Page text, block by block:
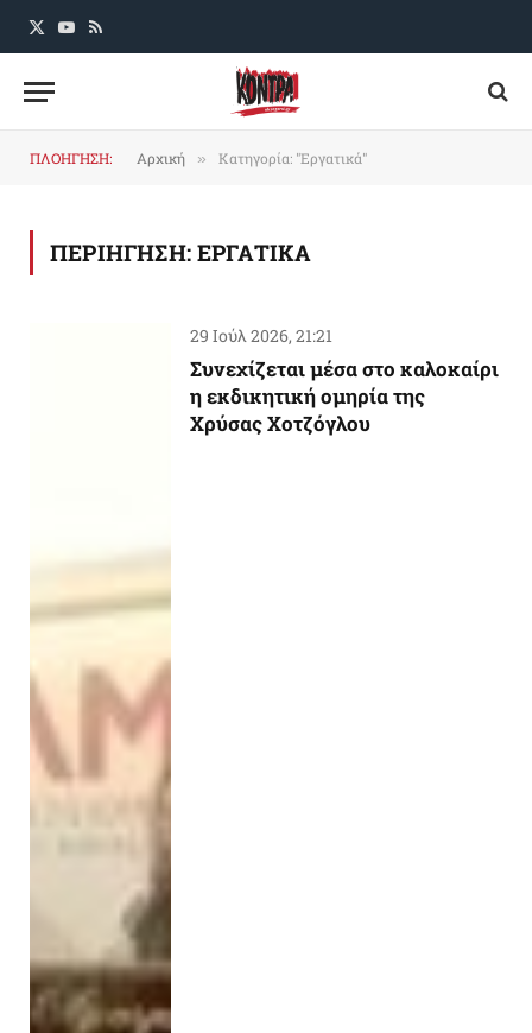
X
YouTube
RSS
ΠΛΟΗΓΗΣΗ: Αρχική » Κατηγορία: "Εργατικά"
ΠΕΡΙΗΓΗΣΗ:ΕΡΓΑΤΙΚΑ
29 Ιούλ 2026, 21:21
Συνεχίζεται μέσα στο καλοκαίρι
η εκδικητική ομηρία της
Χρύσας Χοτζόγλου